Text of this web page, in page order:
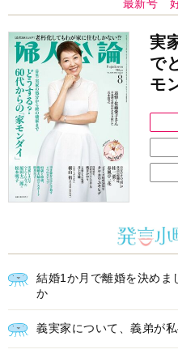
最新号 好
実
で
モ
結婚1か月で離婚を決めま
か
義実家について、義弟が